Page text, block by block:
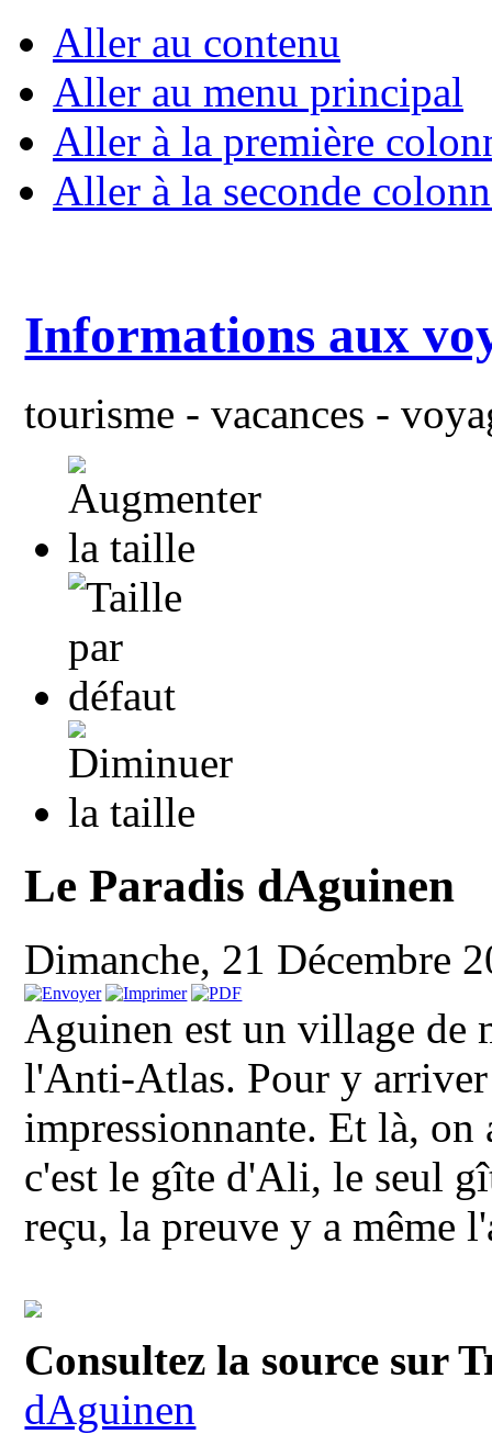
Aller au contenu
Aller au menu principal
Aller à la première
Aller à la seconde
Informations aux
tourisme - vacances -
Le Paradis dAguinen
Dimanche, 21 Décembre
Aguinen est un village de
l'Anti-Atlas. Pour y
impressionnante. Et là,
c'est le gîte d'Ali, le seul
reçu, la preuve y a même
Consultez la source sur
dAguinen